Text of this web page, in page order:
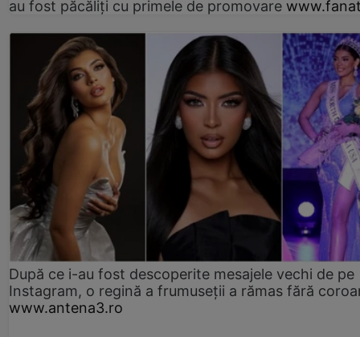
au fost păcăliți cu primele de promovare
După ce i-au fost descoperite mesajele vechi de pe
Instagram, o regină a frumuseții a rămas fără
www.antena3.ro